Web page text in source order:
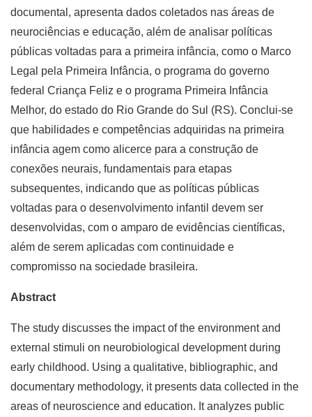
documental, apresenta dados coletados nas áreas de
neurociências e educação, além de analisar políticas
públicas voltadas para a primeira infância, como o Marco
Legal pela Primeira Infância, o programa do governo
federal Criança Feliz e o programa Primeira Infância
Melhor, do estado do Rio Grande do Sul (RS). Conclui-se
que habilidades e competências adquiridas na primeira
infância agem como alicerce para a construção de
conexões neurais, fundamentais para etapas
subsequentes, indicando que as políticas públicas
voltadas para o desenvolvimento infantil devem ser
desenvolvidas, com o amparo de evidências científicas,
além de serem aplicadas com continuidade e
compromisso na sociedade brasileira.
Abstract
The study discusses the impact of the environment and
external stimuli on neurobiological development during
early childhood. Using a qualitative, bibliographic, and
documentary methodology, it presents data collected in the
areas of neuroscience and education. It analyzes public